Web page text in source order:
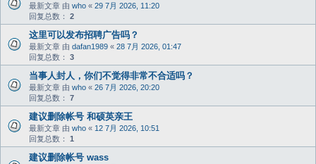
最新文章 由 who « 29 7月 2026, 11:20
回复总数： 2
这里可以发布招聘广告吗？
最新文章 由 dafan1989 « 28 7月 2026, 01:47
回复总数： 3
当事人封人，你们不觉得非常不合适吗？
最新文章 由 who « 26 7月 2026, 20:20
回复总数： 7
建议删除帐号 和硕英亲王
最新文章 由 who « 12 7月 2026, 10:51
回复总数： 1
建议删除帐号 wass